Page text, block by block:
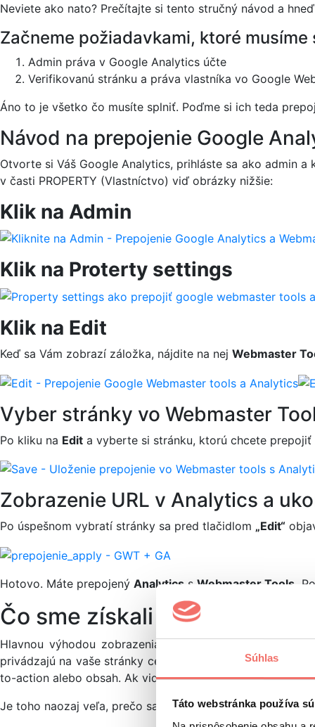
Súhlas
Táto webstránka používa
Neviete ako nato? Prečítajte si tento stručný návod a
Začneme požiadavkami, ktoré musíme
Admin práva v Google Analytics účte
Verifikovanú stránku a práva vlastníka vo Google
Áno to je všetko čo musíte splniť. Poďme si ich teda
Návod na prepojenie Google
Otvorte si Váš Google Analytics, prihláste sa ako admin
v časti PROPERTY (Vlastníctvo) viď obrázky nižšie:
Klik na Admin
Klik na Proterty settings
Klik na Edit
Keď sa Vám zobrazí záložka, nájdite na nej Webmaster
Vyber stránky vo Webmaster
Po kliku na Edit a vyberte si stránku, ktorú chcete
Zobrazenie URL v Analytics a
Po úspešnom vybratí stránky sa pred tlačidlom „Edit“
Hotovo. Máte prepojený Analytics s Webmaster Tools.
Čo sme získali prepojením
Hlavnou výhodou zobrazenia údajov z
privádzajú na vaše stránky cennú návštevnosť. Zrazu
to-action alebo obsah. Ak vidíme vysoký preklik z
Je toho naozaj veľa, prečo sa oplatí prepojiť si tieto dva